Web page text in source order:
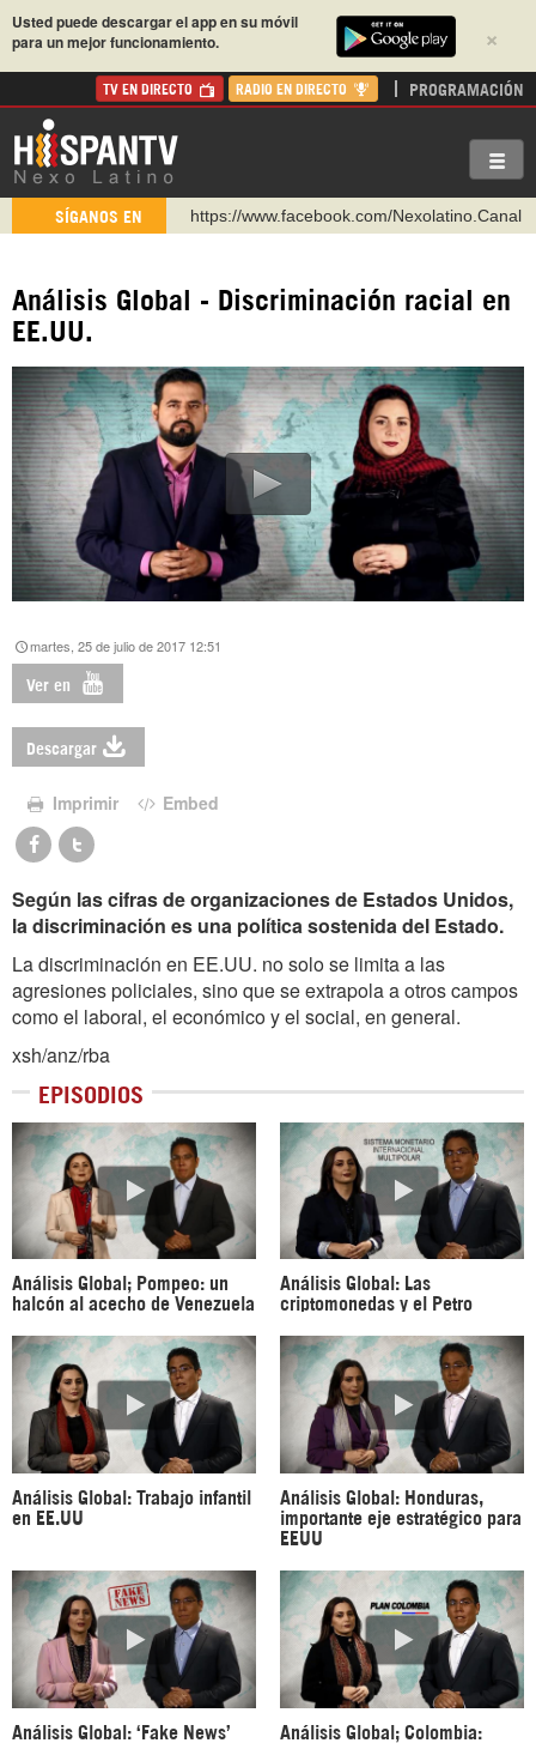
×
Usted puede descargar el app en su móvil
para un mejor funcionamiento.
TV EN DIRECTO RADIO EN DIRECTO PROGRAMACIÓN
SÍGANOS EN
https://www.youtube.com/@nexo_latino
https://t.me/hispantvcanal
Instagram como: hispan_tv
https://www.facebook.com/Nexolatino.Canal
Análisis Global - Discriminación racial en
EE.UU.
martes, 25 de julio de 2017 12:51
Ver en
Descargar
Imprimir Embed
Según las cifras de organizaciones de Estados Unidos,
la discriminación es una política sostenida del Estado.
La discriminación en EE.UU. no solo se limita a las
agresiones policiales, sino que se extrapola a otros campos
como el laboral, el económico y el social, en general.
xsh/anz/rba
EPISODIOS
Análisis Global; Pompeo: un
halcón al acecho de Venezuela
Análisis Global: Las
criptomonedas y el Petro
Análisis Global: Trabajo infantil
en EE.UU
Análisis Global: Honduras,
importante eje estratégico para
EEUU
Análisis Global: ‘Fake News’
Análisis Global; Colombia: